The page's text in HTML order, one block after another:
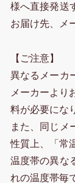
様へ直接発送
お届け先、メ
【ご注意】
異なるメーカ
メーカーより
料が必要にな
また、同じメ
性質上、「常
温度帯の異な
れの温度帯毎